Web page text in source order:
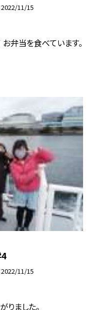
2022/11/15
弁当を食べています。
2022/11/15
ました。